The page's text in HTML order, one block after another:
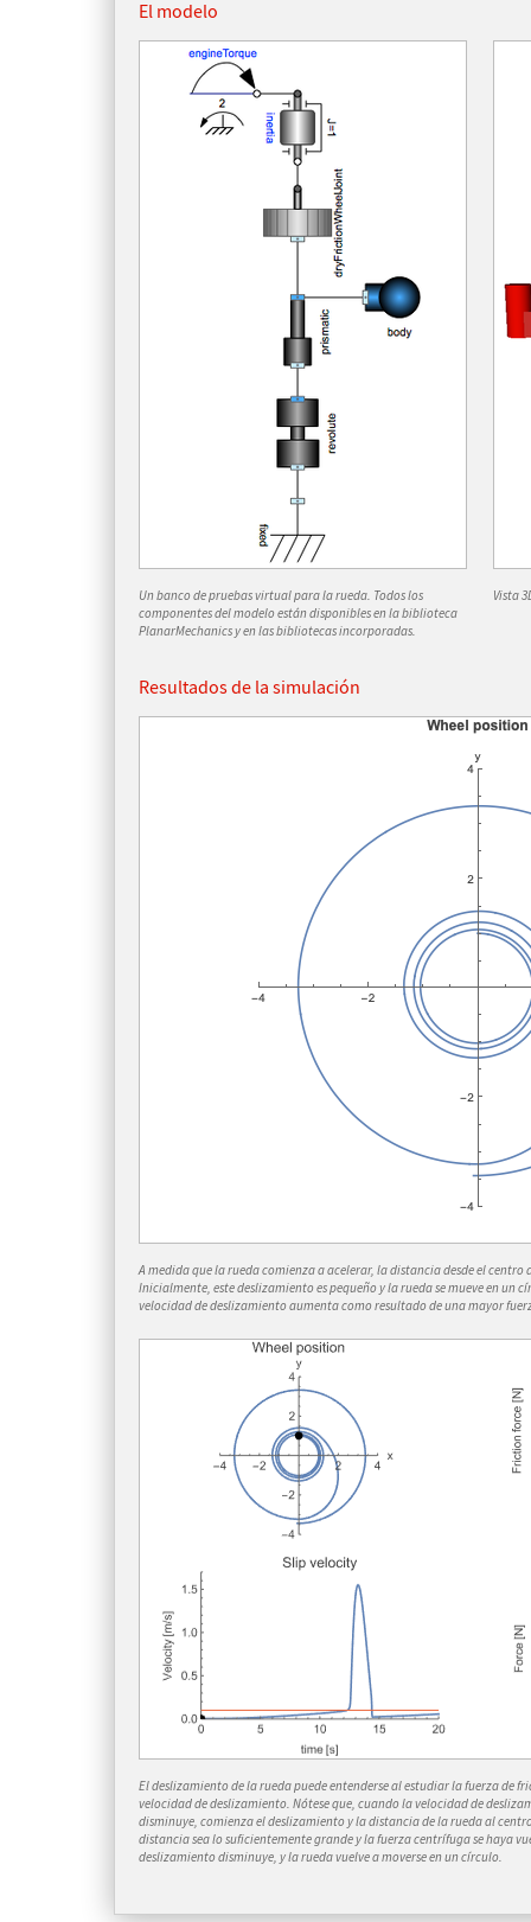
El modelo
Un banco de pruebas virtual para la rueda. Todos los
componentes del modelo están disponibles en la biblioteca
PlanarMechanics y en las bibliotecas incorporadas.
Vista
Resultados de la simulación
A medida que la rueda comienza a acelerar, la distancia desde el
Inicialmente, este deslizamiento es pequeño y la rueda se mueve en un
velocidad de deslizamiento aumenta como resultado de una mayor
El deslizamiento de la rueda puede entenderse al estudiar la fuerza de
velocidad de deslizamiento. Nótese que, cuando la velocidad de
disminuye, comienza el deslizamiento y la distancia de la rueda al
distancia sea lo suficientemente grande y la fuerza centrífuga se haya
deslizamiento disminuye, y la rueda vuelve a moverse en un círculo.